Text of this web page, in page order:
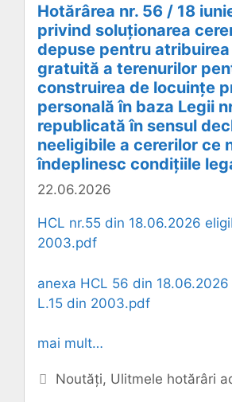
Hotărârea nr. 56 / 18
privind soluționarea
depuse pentru
gratuită a terenurilor
construirea de locuințe
personală în baza Legii
republicată în sensul
neeligibile a cererilor ce
îndeplinesc condițiile
22.06.2026
HCL nr.55 din 18.06.2026
2003.pdf
anexa HCL 56 din
L.15 din 2003.pdf
mai mult…
Categorii
Noutăți, Ulitmele hotărâri